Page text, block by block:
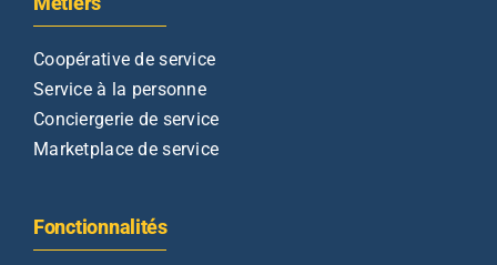
Coopérative de service
Service à la personne
Conciergerie de service
Marketplace de service
Fonctionnalités